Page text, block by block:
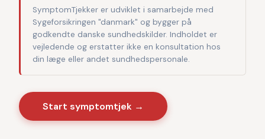
SymptomTjekker er udviklet i samarbejde med
Sygeforsikringen "danmark" og bygger på
godkendte danske sundhedskilder. Indholdet er
vejledende og erstatter ikke en konsultation hos
din læge eller andet sundhedspersonale.
Start symptomtjek →